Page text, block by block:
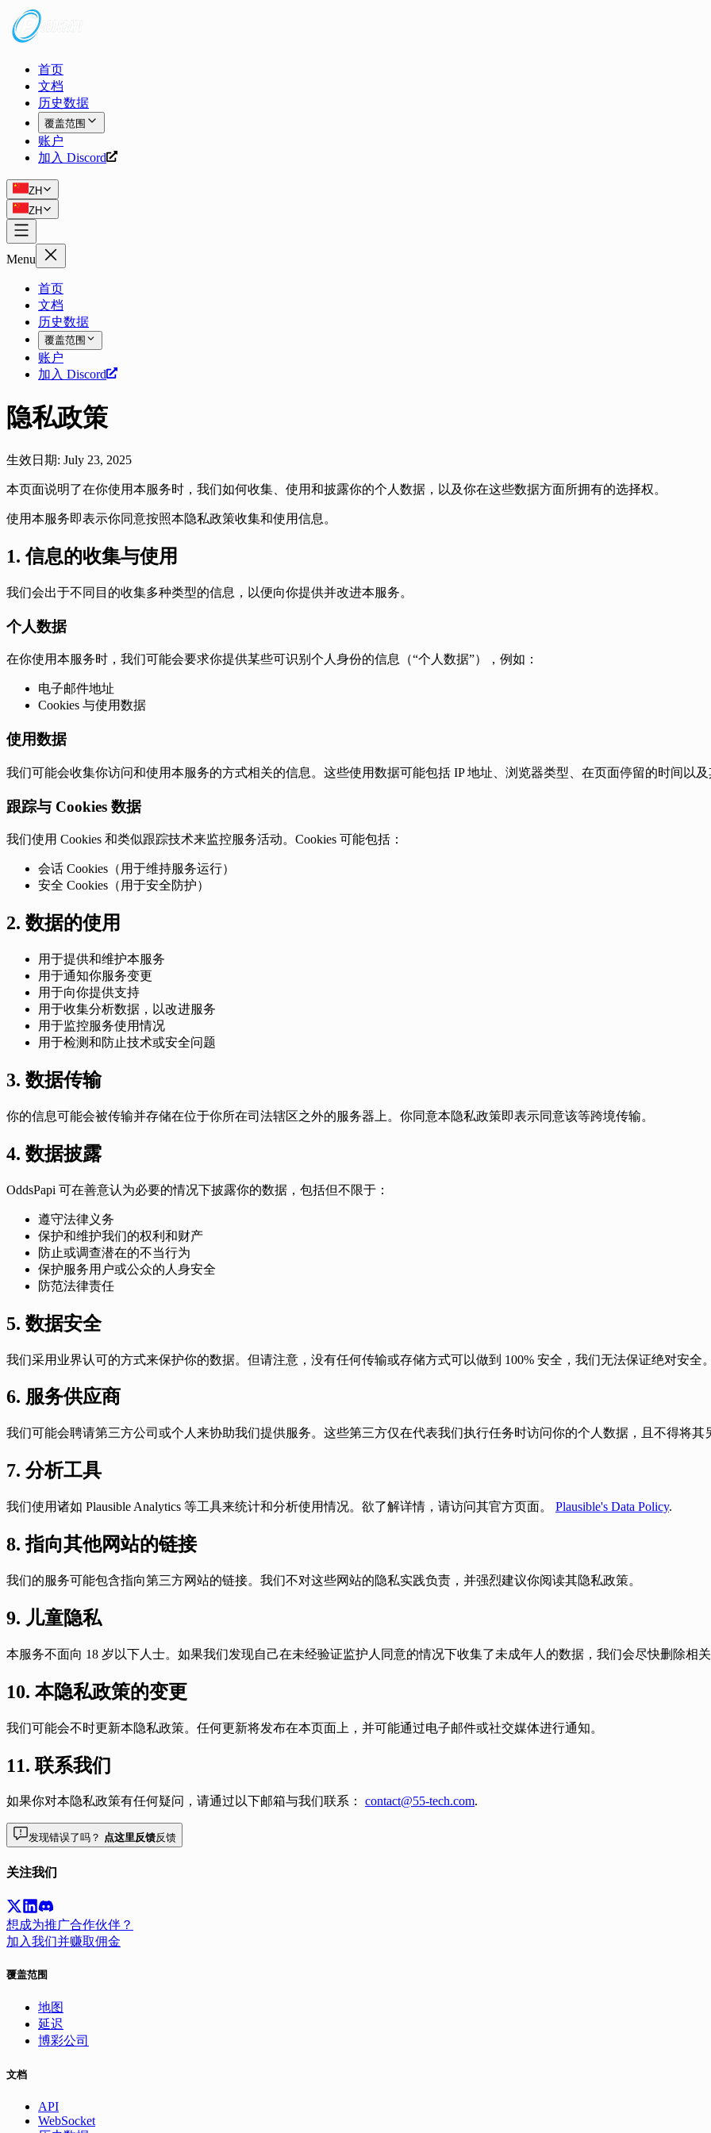
首页
文档
历史数据
覆盖范围
账户
加入 Discord
ZH
ZH
Menu
首页
文档
历史数据
覆盖范围
账户
加入 Discord
隐私政策
生效日期: July 23, 2025
本页面说明了在你使用本服务时，我们如何收集、使用和披露你的个人数据，以及你在这些数据方面所拥有的选择权。
使用本服务即表示你同意按照本隐私政策收集和使用信息。
1. 信息的收集与使用
我们会出于不同目的收集多种类型的信息，以便向你提供并改进本服务。
个人数据
在你使用本服务时，我们可能会要求你提供某些可识别个人身份的信息（“个人数据”），例如：
电子邮件地址
Cookies 与使用数据
使用数据
我们可能会收集你访问和使用本服务的方式相关的信息。这些使用数据可能包括 IP 地址、浏览器类型、在页面停留的时间以及
跟踪与 Cookies 数据
我们使用 Cookies 和类似跟踪技术来监控服务活动。Cookies 可能包括：
会话 Cookies（用于维持服务运行）
安全 Cookies（用于安全防护）
2. 数据的使用
用于提供和维护本服务
用于通知你服务变更
用于向你提供支持
用于收集分析数据，以改进服务
用于监控服务使用情况
用于检测和防止技术或安全问题
3. 数据传输
你的信息可能会被传输并存储在位于你所在司法辖区之外的服务器上。你同意本隐私政策即表示同意该等跨境传输。
4. 数据披露
OddsPapi 可在善意认为必要的情况下披露你的数据，包括但不限于：
遵守法律义务
保护和维护我们的权利和财产
防止或调查潜在的不当行为
保护服务用户或公众的人身安全
防范法律责任
5. 数据安全
我们采用业界认可的方式来保护你的数据。但请注意，没有任何传输或存储方式可以做到 100% 安全，我们无法保证绝对安全。
6. 服务供应商
我们可能会聘请第三方公司或个人来协助我们提供服务。这些第三方仅在代表我们执行任务时访问你的个人数据，且不得将其
7. 分析工具
我们使用诸如 Plausible Analytics 等工具来统计和分析使用情况。欲了解详情，请访问其官方页面。 Plausible's Data Policy.
8. 指向其他网站的链接
我们的服务可能包含指向第三方网站的链接。我们不对这些网站的隐私实践负责，并强烈建议你阅读其隐私政策。
9. 儿童隐私
本服务不面向 18 岁以下人士。如果我们发现自己在未经验证监护人同意的情况下收集了未成年人的数据，我们会尽快删除相关
10. 本隐私政策的变更
我们可能会不时更新本隐私政策。任何更新将发布在本页面上，并可能通过电子邮件或社交媒体进行通知。
11. 联系我们
如果你对本隐私政策有任何疑问，请通过以下邮箱与我们联系： contact@55-tech.com.
发现错误了吗？ 点这里反馈反馈
关注我们
想成为推广合作伙伴？
加入我们并赚取佣金
覆盖范围
地图
延迟
博彩公司
文档
API
WebSocket